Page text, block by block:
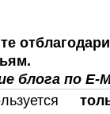
блога по E-